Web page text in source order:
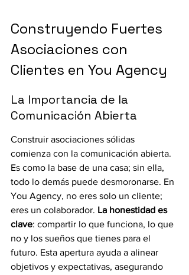
Construyendo Fuertes
Asociaciones con
Clientes en You Agency
La Importancia de la
Comunicación Abierta
Construir asociaciones sólidas
comienza con la comunicación abierta.
Es como la base de una casa; sin ella,
todo lo demás puede desmoronarse. En
You Agency, no eres solo un cliente;
eres un colaborador. La honestidad es
clave: compartir lo que funciona, lo que
no y los sueños que tienes para el
futuro. Esta apertura ayuda a alinear
objetivos y expectativas, asegurando